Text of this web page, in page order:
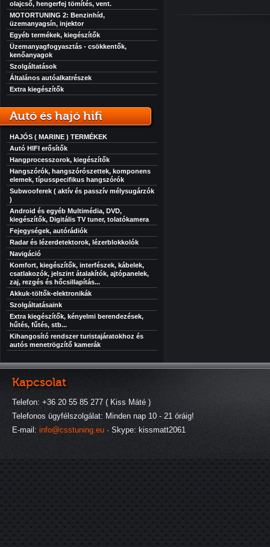
olajcső, hengerfej tömítés, vent.
MOTORTUNING 2: Benzinhíd,
üzemanyagsín, injektor
Egyéb termékek, kiegészítők
Üzemanyagfogyasztás - csökkentők,
kenőanyagok
Szolgáltatások
Általános autóalkatrészek
Extra kiegészítők
Autó és hajó hifi
HAJÓS ( MARINE ) TERMÉKEK
Autó HIFI erősítők
Hangprocesszorok, kiegészítők
Hangszórók, hangszórószettek, komponens
elemek, típusspecifikus hangszórók
Subwooferek ( aktív és passzív mélysugárzók
)
Android és egyéb Multimédia, DVD,
kiegészítők, Digitális TV tuner, tolatókamera
Fejegységek, autórádiók
Radar és lézerdetektorok, lézerblokkolók
Navigáció
Komfort, kiegészítők, interfészek, kábelek,
csatlakozók, jelszint átalakítók, ajtópanelek,
zaj, rezgés és hőcsillapítás...
Akkuk-töltők-elektronikák
Szolgáltatásaink
Extra kiegészítők, kényelmi berendezések,
hűtés, fűtés, stb...
Kihangosító rendszer turistajáratokhoz és
autós menetrögzítő kamerák
Kapcsolat
Telefon: +36 20 55 85 277 ( Kiss Máté )
Telefonos ügyfélszolgálat: Minden nap 10 - 21 óráig!
E-mail: info@csstuning.eu · Skype: kissmatt2061